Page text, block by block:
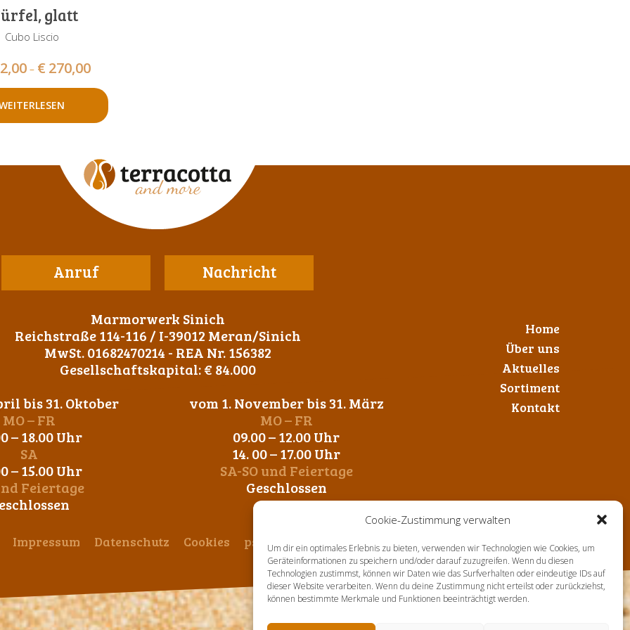
Cookie-Zustimmung verwalten
Um dir ein optimales Erlebnis zu bieten, verwenden wir Technologien wie Cookies, um
Geräteinformationen zu speichern und/oder darauf zuzugreifen. Wenn du diesen
Technologien zustimmst, können wir Daten wie das Surfverhalten oder eindeutige IDs auf
dieser Website verarbeiten. Wenn du deine Zustimmung nicht erteilst oder zurückziehst,
können bestimmte Merkmale und Funktionen beeinträchtigt werden.
glatt
Cubo Liscio
– € 270,00
Anruf Nachricht
Marmorwerk Sinich
Reichstraße 114-116 / I-39012 Meran/Sinich
MwSt. 01682470214 - REA Nr. 156382
Gesellschaftskapital: € 84.000
bis 31. Oktober
MO – FR
– 18.00 Uhr
SA
– 15.00 Uhr
Feiertage
vom 1. November bis 31. März
MO – FR
09.00 – 12.00 Uhr
14. 00 – 17.00 Uhr
SA-SO und Feiertage
Geschlossen
Home
Über uns
Aktuelles
Sortiment
Kontakt
Impressum Datenschutz Cookies ps-design